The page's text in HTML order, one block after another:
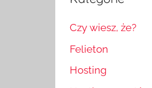
Czy wiesz, że?
Felieton
Hosting